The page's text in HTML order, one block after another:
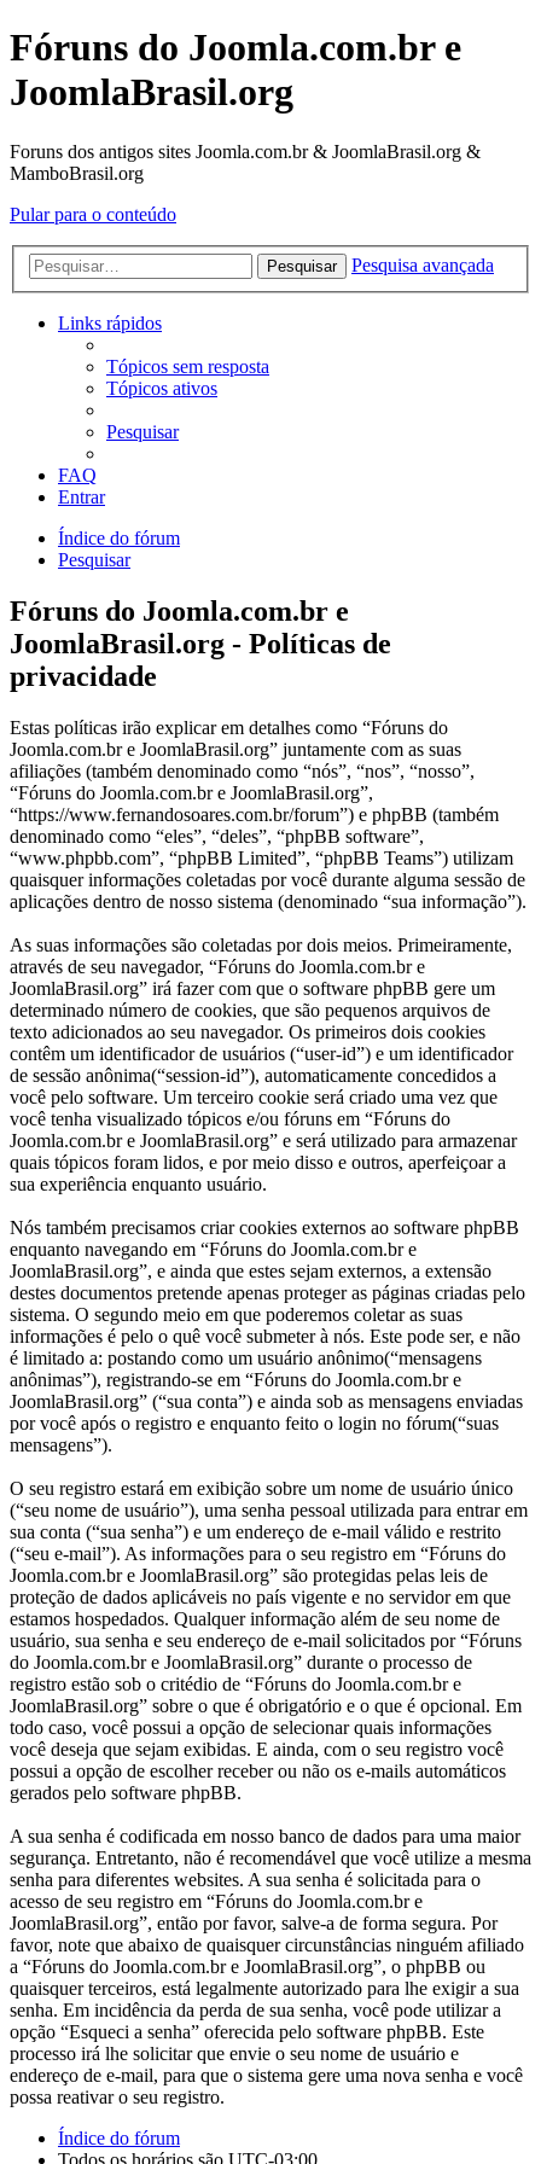
Fóruns do Joomla.com.br e
JoomlaBrasil.org
Foruns dos antigos sites Joomla.com.br & JoomlaBrasil.org &
MamboBrasil.org
Pular para o conteúdo
Pesquisar Pesquisa avançada
Links rápidos
Tópicos sem resposta
Tópicos ativos
Pesquisar
FAQ
Entrar
Índice do fórum
Pesquisar
Fóruns do Joomla.com.br e
JoomlaBrasil.org - Políticas de
privacidade
Estas políticas irão explicar em detalhes como “Fóruns do
Joomla.com.br e JoomlaBrasil.org” juntamente com as suas
afiliações (também denominado como “nós”, “nos”, “nosso”,
“Fóruns do Joomla.com.br e JoomlaBrasil.org”,
“https://www.fernandosoares.com.br/forum”) e phpBB (também
denominado como “eles”, “deles”, “phpBB software”,
“www.phpbb.com”, “phpBB Limited”, “phpBB Teams”) utilizam
quaisquer informações coletadas por você durante alguma sessão de
aplicações dentro de nosso sistema (denominado “sua informação”).
As suas informações são coletadas por dois meios. Primeiramente,
através de seu navegador, “Fóruns do Joomla.com.br e
JoomlaBrasil.org” irá fazer com que o software phpBB gere um
determinado número de cookies, que são pequenos arquivos de
texto adicionados ao seu navegador. Os primeiros dois cookies
contêm um identificador de usuários (“user-id”) e um identificador
de sessão anônima(“session-id”), automaticamente concedidos a
você pelo software. Um terceiro cookie será criado uma vez que
você tenha visualizado tópicos e/ou fóruns em “Fóruns do
Joomla.com.br e JoomlaBrasil.org” e será utilizado para armazenar
quais tópicos foram lidos, e por meio disso e outros, aperfeiçoar a
sua experiência enquanto usuário.
Nós também precisamos criar cookies externos ao software phpBB
enquanto navegando em “Fóruns do Joomla.com.br e
JoomlaBrasil.org”, e ainda que estes sejam externos, a extensão
destes documentos pretende apenas proteger as páginas criadas pelo
sistema. O segundo meio em que poderemos coletar as suas
informações é pelo o quê você submeter à nós. Este pode ser, e não
é limitado a: postando como um usuário anônimo(“mensagens
anônimas”), registrando-se em “Fóruns do Joomla.com.br e
JoomlaBrasil.org” (“sua conta”) e ainda sob as mensagens enviadas
por você após o registro e enquanto feito o login no fórum(“suas
mensagens”).
O seu registro estará em exibição sobre um nome de usuário único
(“seu nome de usuário”), uma senha pessoal utilizada para entrar em
sua conta (“sua senha”) e um endereço de e-mail válido e restrito
(“seu e-mail”). As informações para o seu registro em “Fóruns do
Joomla.com.br e JoomlaBrasil.org” são protegidas pelas leis de
proteção de dados aplicáveis no país vigente e no servidor em que
estamos hospedados. Qualquer informação além de seu nome de
usuário, sua senha e seu endereço de e-mail solicitados por “Fóruns
do Joomla.com.br e JoomlaBrasil.org” durante o processo de
registro estão sob o critédio de “Fóruns do Joomla.com.br e
JoomlaBrasil.org” sobre o que é obrigatório e o que é opcional. Em
todo caso, você possui a opção de selecionar quais informações
você deseja que sejam exibidas. E ainda, com o seu registro você
possui a opção de escolher receber ou não os e-mails automáticos
gerados pelo software phpBB.
A sua senha é codificada em nosso banco de dados para uma maior
segurança. Entretanto, não é recomendável que você utilize a mesma
senha para diferentes websites. A sua senha é solicitada para o
acesso de seu registro em “Fóruns do Joomla.com.br e
JoomlaBrasil.org”, então por favor, salve-a de forma segura. Por
favor, note que abaixo de quaisquer circunstâncias ninguém afiliado
a “Fóruns do Joomla.com.br e JoomlaBrasil.org”, o phpBB ou
quaisquer terceiros, está legalmente autorizado para lhe exigir a sua
senha. Em incidência da perda de sua senha, você pode utilizar a
opção “Esqueci a senha” oferecida pelo software phpBB. Este
processo irá lhe solicitar que envie o seu nome de usuário e
endereço de e-mail, para que o sistema gere uma nova senha e você
possa reativar o seu registro.
Índice do fórum